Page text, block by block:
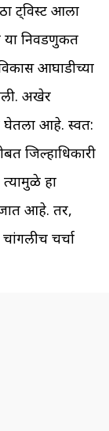
ट्विस्ट आला
निवडणुकीत
आघाडीच्या
अखेर
घेतला आहे. स्वत:
जिल्हाधिकारी
हा
जात आहे. तर,
चांगलीच चर्चा